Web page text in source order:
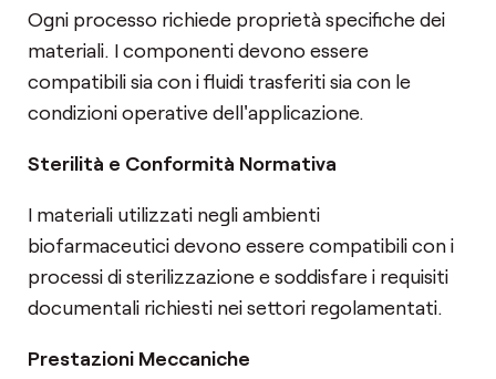
Ogni processo richiede proprietà specifiche dei
materiali. I componenti devono essere
compatibili sia con i fluidi trasferiti sia con le
condizioni operative dell'applicazione.
Sterilità e Conformità Normativa
I materiali utilizzati negli ambienti
biofarmaceutici devono essere compatibili con i
processi di sterilizzazione e soddisfare i requisiti
documentali richiesti nei settori regolamentati.
Prestazioni Meccaniche